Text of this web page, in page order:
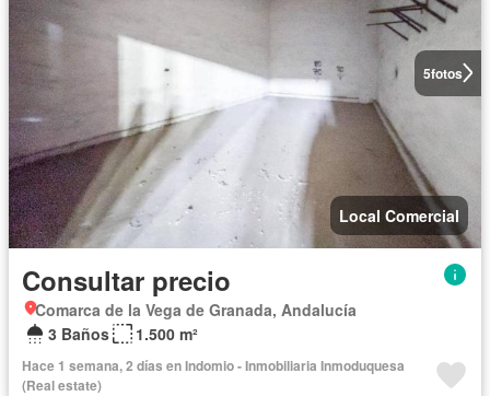
5fotos
Local Comercial
Consultar precio
Comarca de la Vega de Granada, Andalucía
3 Baños
1.500 m²
Hace 1 semana, 2 días en Indomio - Inmobiliaria Inmoduquesa
(Real estate)